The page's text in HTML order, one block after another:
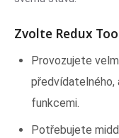
Zvolte Redux
Provozujete
předvídatelného,
funkcemi.
Potřebujete